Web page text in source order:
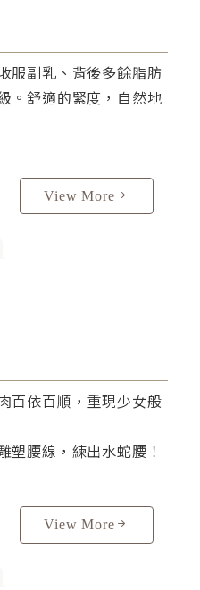
服副乳、背後多餘脂肪
。舒適的緊度，自然地
View More
百依百順，重現少女般
塑腰線，練出水蛇腰！
View More